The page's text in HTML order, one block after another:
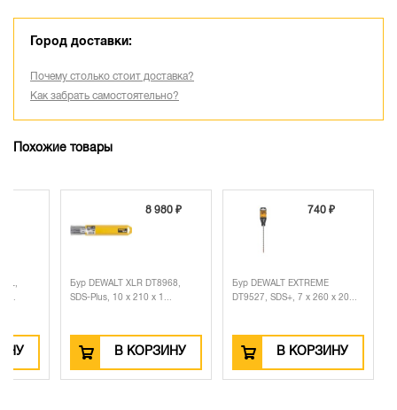
Город доставки:
Почему столько стоит доставка?
Как забрать самостоятельно?
Похожие товары
8 980 ₽
Бур DEWALT XLR DT8968,
SDS-Plus, 10 x 210 x 1...
В КОРЗИНУ
740 ₽
Бур DEWALT EXTREME
DT9527, SDS+, 7 x 260 x 20...
В КОРЗИНУ